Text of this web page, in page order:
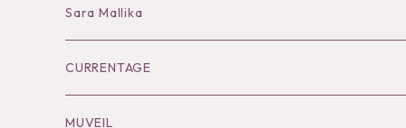
40％OFF
50％OFF
60%OFF
Sara Mallika
Tops
Bottoms
CURRENTAGE
Outer
MUVEIL